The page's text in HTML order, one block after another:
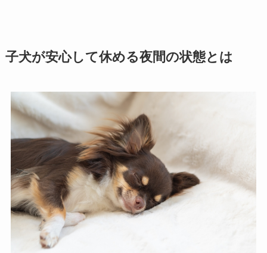
子犬が安心して休める夜間の状態とは